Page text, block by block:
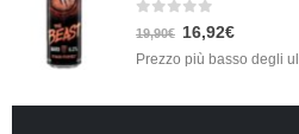
Su 5
19,90€ 16,92€
Prezzo più basso degli